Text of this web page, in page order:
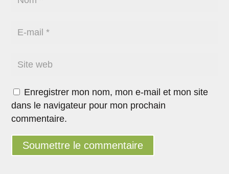
Enregistrer mon nom, mon e-mail et mon site
dans le navigateur pour mon prochain
commentaire.
Soumettre le commentaire